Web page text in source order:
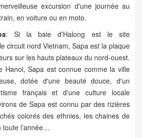
excursion d'une journée au
en voiture ou en moto.
: Si la baie d'Halong est le site
circuit nord Vietnam, Sapa est la plaque
sur les hauts plateaux du nord-ouest.
Hanoi, Sapa est connue comme la ville
dotée d'une beauté douce, d'un
français et d'une culture locale
de Sapa est connu par des rizières
colorés des ethnies, les chaines de
toute l’année…